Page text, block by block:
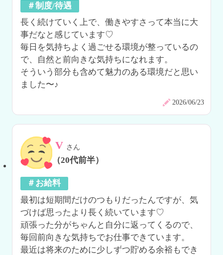
＃制度/待遇
長く続けていく上で、働きやすさって本当に大
事だなと感じています♡
毎日を気持ちよく過ごせる環境が整っているの
で、自然と前向きな気持ちになれます。
そういう部分も含めて魅力のある環境だと思い
ました〜♪
2026/06/23
V さん
（20代前半）
＃お給料
最初は短期間だけのつもりだったんですが、気
づけば思ったより長く続いています♡
頑張った分がちゃんと自分に返ってくるので、
毎回前向きな気持ちでお仕事できています。
最近は将来のために少しずつ貯める余裕もでき